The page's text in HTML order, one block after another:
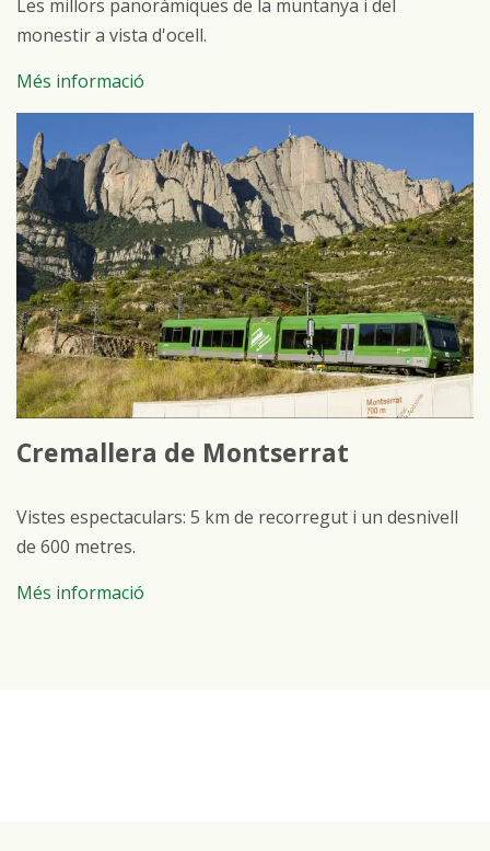
Les millors panoràmiques de la muntanya i del
monestir a vista d'ocell.
Més informació
Cremallera de Montserrat
Vistes espectaculars: 5 km de recorregut i un desnivell
de 600 metres.
Més informació